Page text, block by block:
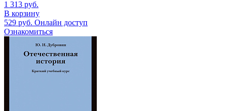
1 313 руб.
В корзину
529 руб. Онлайн доступ
Ознакомиться